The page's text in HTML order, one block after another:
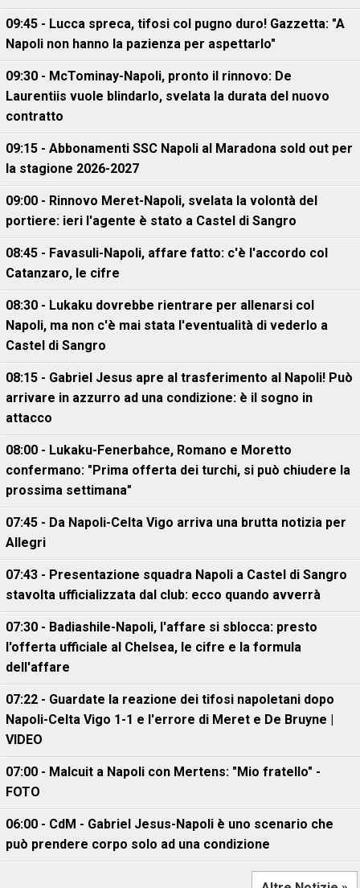
09:45 - Lucca spreca, tifosi col pugno duro! Gazzetta: "A
Napoli non hanno la pazienza per aspettarlo"
09:30 - McTominay-Napoli, pronto il rinnovo: De
Laurentiis vuole blindarlo, svelata la durata del nuovo
contratto
09:15 - Abbonamenti SSC Napoli al Maradona sold out per
la stagione 2026-2027
09:00 - Rinnovo Meret-Napoli, svelata la volontà del
portiere: ieri l'agente è stato a Castel di Sangro
08:45 - Favasuli-Napoli, affare fatto: c'è l'accordo col
Catanzaro, le cifre
08:30 - Lukaku dovrebbe rientrare per allenarsi col
Napoli, ma non c'è mai stata l'eventualità di vederlo a
Castel di Sangro
08:15 - Gabriel Jesus apre al trasferimento al Napoli! Può
arrivare in azzurro ad una condizione: è il sogno in
attacco
08:00 - Lukaku-Fenerbahce, Romano e Moretto
confermano: "Prima offerta dei turchi, si può chiudere la
prossima settimana"
07:45 - Da Napoli-Celta Vigo arriva una brutta notizia per
Allegri
07:43 - Presentazione squadra Napoli a Castel di Sangro
stavolta ufficializzata dal club: ecco quando avverrà
07:30 - Badiashile-Napoli, l'affare si sblocca: presto
l'offerta ufficiale al Chelsea, le cifre e la formula
dell'affare
07:22 - Guardate la reazione dei tifosi napoletani dopo
Napoli-Celta Vigo 1-1 e l'errore di Meret e De Bruyne |
VIDEO
07:00 - Malcuit a Napoli con Mertens: "Mio fratello" -
FOTO
06:00 - CdM - Gabriel Jesus-Napoli è uno scenario che
può prendere corpo solo ad una condizione